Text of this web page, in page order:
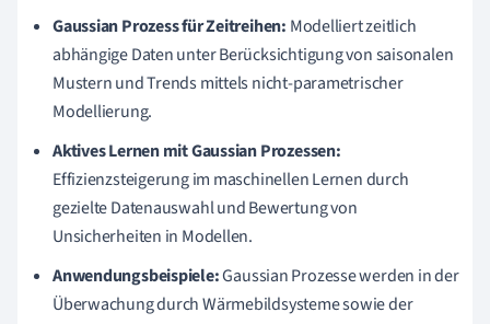
Gaussian Prozess für Zeitreihen: Modelliert zeitlich
abhängige Daten unter Berücksichtigung von saisonalen
Mustern und Trends mittels nicht-parametrischer
Modellierung.
Aktives Lernen mit Gaussian Prozessen:
Effizienzsteigerung im maschinellen Lernen durch
gezielte Datenauswahl und Bewertung von
Unsicherheiten in Modellen.
Anwendungsbeispiele:Gaussian Prozesse werden in der
Überwachung durch Wärmebildsysteme sowie der